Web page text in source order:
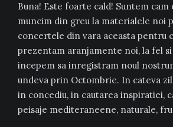
Buna! Este foarte cald! Suntem cam
muncim din greu la materialele noi
concertele din vara aceasta pentru
prezentam aranjamente noi, la fel si
incepem sa inregistram noul
undeva prin Octombrie. In cateva
in concediu, in cautarea inspiratiei,
peisaje mediteraneene, naturale,